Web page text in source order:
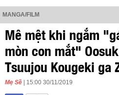
MANGA/FILM
Mê mệt khi ngắm
mòn con mắt"
Tsuujou Kougeki ga
Mẹ Sề | 15:00 30/11/2019